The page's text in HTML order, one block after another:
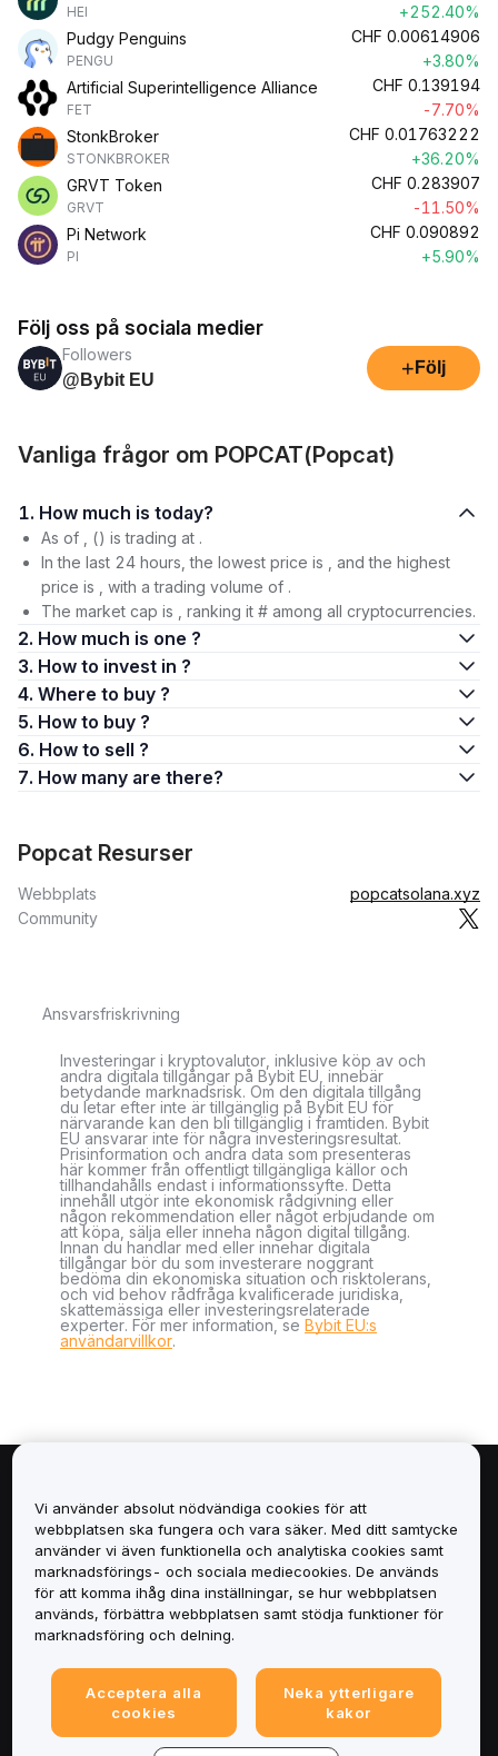
HEI
+252.40%
Pudgy Penguins
PENGU
CHF 0.00614906
+3.80%
Artificial Superintelligence Alliance
FET
CHF 0.139194
-7.70%
StonkBroker
STONKBROKER
CHF 0.01763222
+36.20%
GRVT Token
GRVT
CHF 0.283907
-11.50%
Pi Network
PI
CHF 0.090892
+5.90%
Följ oss på sociala medier
Followers
@Bybit EU
+ Följ
Vanliga frågor om POPCAT(Popcat)
1. How much is today?
As of , () is trading at .
In the last 24 hours, the lowest price is , and the highest
price is , with a trading volume of .
The market cap is , ranking it # among all cryptocurrencies.
2. How much is one ?
3. How to invest in ?
4. Where to buy ?
5. How to buy ?
6. How to sell ?
7. How many are there?
Popcat Resurser
Webbplats
popcatsolana.xyz
Community
Ansvarsfriskrivning
Investeringar i kryptovalutor, inklusive köp av och
andra digitala tillgångar på Bybit EU, innebär
betydande marknadsrisk. Om den digitala tillgång
du letar efter inte är tillgänglig på Bybit EU för
närvarande kan den bli tillgänglig i framtiden. Bybit
EU ansvarar inte för några investeringsresultat.
Prisinformation och andra data som presenteras
här kommer från offentligt tillgängliga källor och
tillhandahålls endast i informationssyfte. Detta
innehåll utgör inte ekonomisk rådgivning eller
någon rekommendation eller något erbjudande om
att köpa, sälja eller inneha någon digital tillgång.
Innan du handlar med eller innehar digitala
tillgångar bör du som investerare noggrant
bedöma din ekonomiska situation och risktolerans,
och vid behov rådfråga kvalificerade juridiska,
skattemässiga eller investeringsrelaterade
experter. För mer information, se Bybit EU:s
användarvillkor.
Tjänster
Support
Vi använder absolut nödvändiga cookies för att
webbplatsen ska fungera och vara säker. Med ditt samtycke
använder vi även funktionella och analytiska cookies samt
marknadsförings- och sociala mediecookies. De används
för att komma ihåg dina inställningar, se hur webbplatsen
används, förbättra webbplatsen samt stödja funktioner för
marknadsföring och delning.
Acceptera alla
cookies
Neka ytterligare
kakor